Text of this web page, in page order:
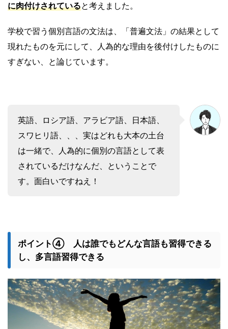
に肉付けされていると考えました。
学校で習う個別言語の文法は、「普遍文法」の結果として
現れたものを元にして、人為的な理由を後付けしたものに
すぎない、と論じています。
英語、ロシア語、アラビア語、日本語、
スワヒリ語、、、実はどれも大本の土台
は一緒で、人為的に個別の言語として表
されているだけなんだ、ということで
す。面白いですねえ！
ポイント④ 人は誰でもどんな言語も習得できる
し、多言語習得できる